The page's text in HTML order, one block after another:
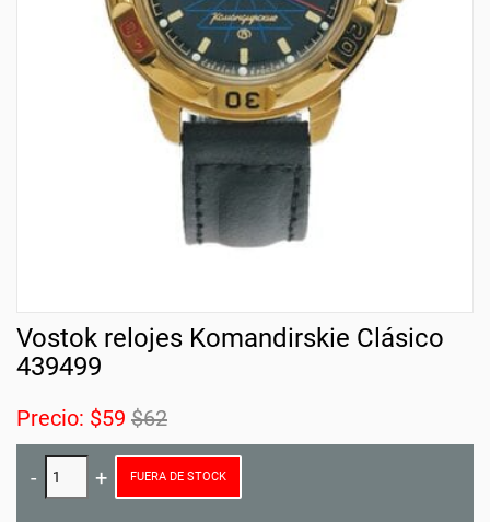
Vostok relojes Komandirskie Clásico
439499
Precio: $59 $62
FUERA DE STOCK